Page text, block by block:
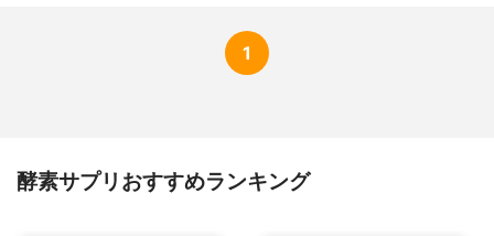
1
酵素サプリおすすめランキング